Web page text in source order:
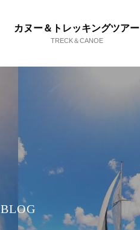
カヌー＆トレッキングツアー
TRECK＆CANOE
BLOG